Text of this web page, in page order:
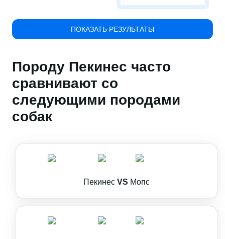
ПОКАЗАТЬ РЕЗУЛЬТАТЫ
Породу Пекинес часто
сравнивают со
следующими породами
собак
Пекинес VS Мопс